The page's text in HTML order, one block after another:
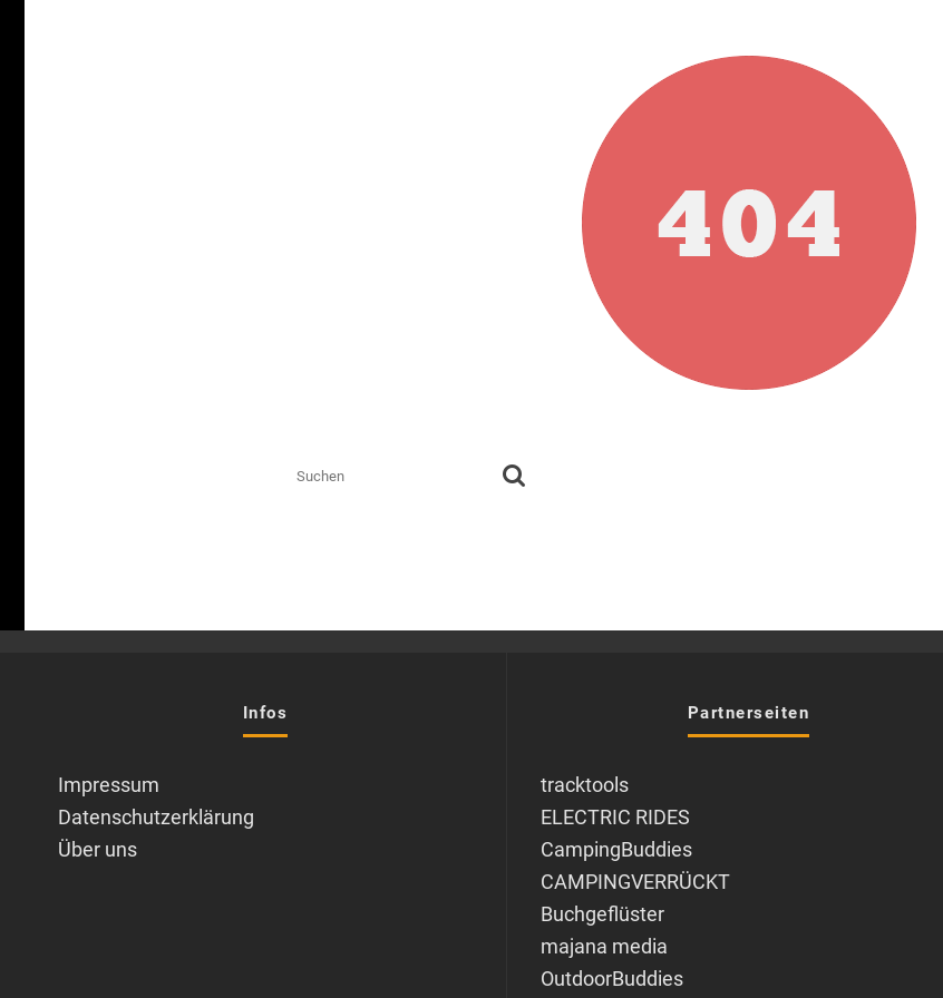
Infos
Impressum
Datenschutzerklärung
Über uns
Partnerseiten
tracktools
ELECTRIC RIDES
CampingBuddies
CAMPINGVERRÜCKT
Buchgeflüster
majana media
OutdoorBuddies